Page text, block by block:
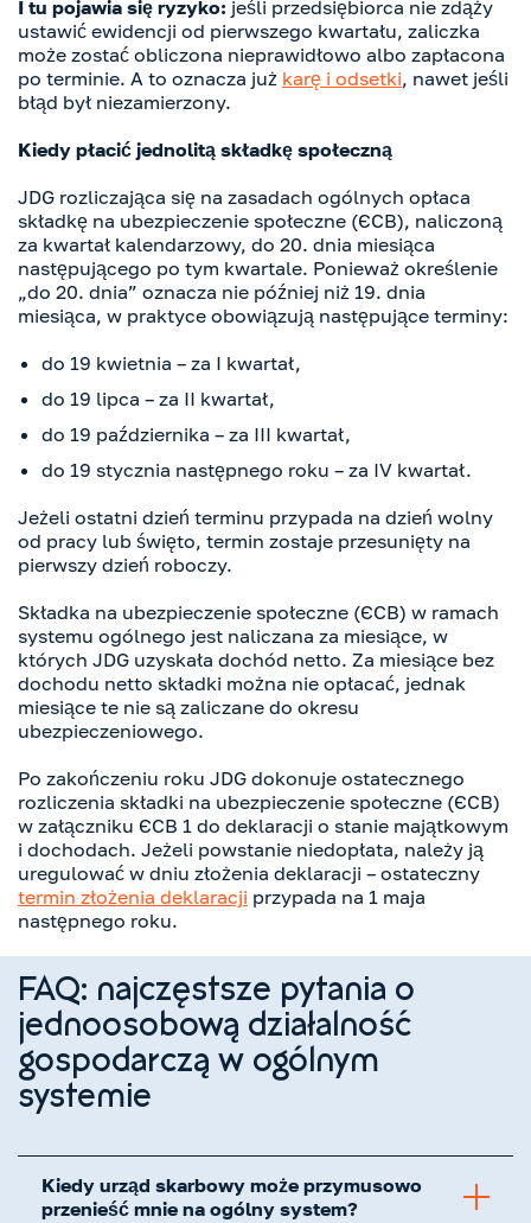
I tu pojawia się ryzyko: jeśli przedsiębiorca nie zdąży
ustawić ewidencji od pierwszego kwartału, zaliczka
może zostać obliczona nieprawidłowo albo zapłacona
po terminie. A to oznacza już karę i odsetki, nawet jeśli
błąd był niezamierzony.
Kiedy płacić jednolitą składkę społeczną
JDG rozliczająca się na zasadach ogólnych opłaca
składkę na ubezpieczenie społeczne (ЄСВ), naliczoną
za kwartał kalendarzowy, do 20. dnia miesiąca
następującego po tym kwartale. Ponieważ określenie
„do 20. dnia” oznacza nie później niż 19. dnia
miesiąca, w praktyce obowiązują następujące terminy:
do 19 kwietnia – za I kwartał,
do 19 lipca – za II kwartał,
do 19 października – za III kwartał,
do 19 stycznia następnego roku – za IV kwartał.
Jeżeli ostatni dzień terminu przypada na dzień wolny
od pracy lub święto, termin zostaje przesunięty na
pierwszy dzień roboczy.
Składka na ubezpieczenie społeczne (ЄСВ) w ramach
systemu ogólnego jest naliczana za miesiące, w
których JDG uzyskała dochód netto. Za miesiące bez
dochodu netto składki można nie opłacać, jednak
miesiące te nie są zaliczane do okresu
ubezpieczeniowego.
Po zakończeniu roku JDG dokonuje ostatecznego
rozliczenia składki na ubezpieczenie społeczne (ЄСВ)
w załączniku ЄСВ 1 do deklaracji o stanie majątkowym
i dochodach. Jeżeli powstanie niedopłata, należy ją
uregulować w dniu złożenia deklaracji – ostateczny
termin złożenia deklaracji przypada na 1 maja
następnego roku.
FAQ: najczęstsze pytania o
jednoosobową działalność
gospodarczą w ogólnym
systemie
Kiedy urząd skarbowy może przymusowo
przenieść mnie na ogólny system?